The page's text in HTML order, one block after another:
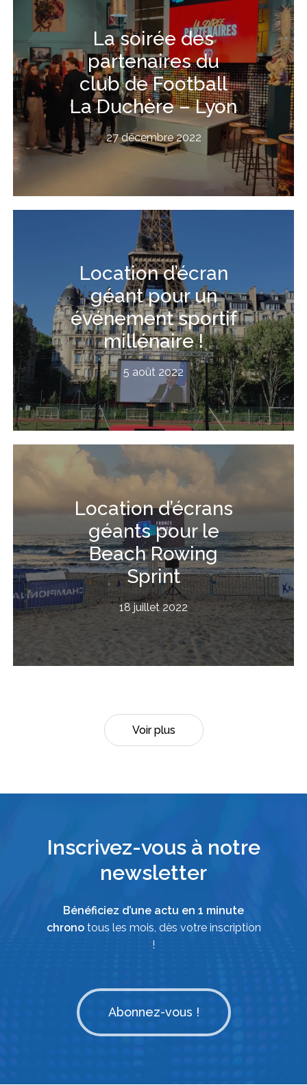
La soirée des
partenaires du
club de Football
La Duchère – Lyon
27 décembre 2022
Location d’écran
géant pour un
événement sportif
millénaire !
5 août 2022
Location d’écrans
géants pour le
Beach Rowing
Sprint
18 juillet 2022
Voir plus
Inscrivez-vous à notre
newsletter
Bénéficiez d’une actu en 1 minute
chrono tous les mois, dès votre inscription
!
Abonnez-vous !